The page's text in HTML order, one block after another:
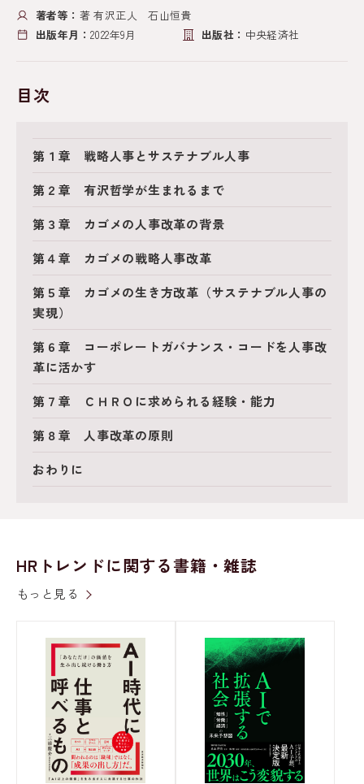
著者等： 著 有沢正人 石山恒貴
出版年月： 2022年9月 出版社： 中央経済社
目次
第１章 戦略人事とサステナブル人事
第２章 有沢哲学が生まれるまで
第３章 カゴメの人事改革の背景
第４章 カゴメの戦略人事改革
第５章 カゴメの生き方改革（サステナブル人事の
実現）
第６章 コーポレートガバナンス・コードを人事改
革に活かす
第７章 ＣＨＲＯに求められる経験・能力
第８章 人事改革の原則
おわりに
HRトレンドに関する書籍・雑誌
もっと見る